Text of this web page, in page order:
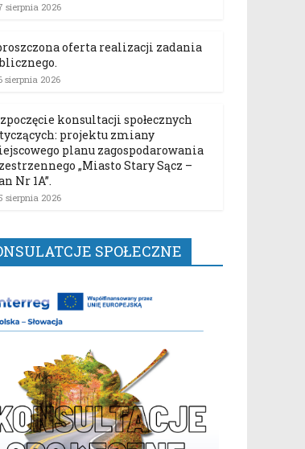
sierpnia 2026
oferta realizacji zadania
sierpnia 2026
konsultacji społecznych
projektu zmiany
planu zagospodarowania
„Miasto Stary Sącz –
Nr 1A”.
sierpnia 2026
SPOŁECZNE